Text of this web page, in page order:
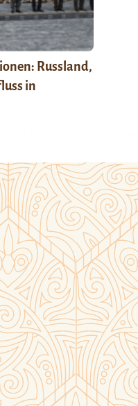
Russland,
in